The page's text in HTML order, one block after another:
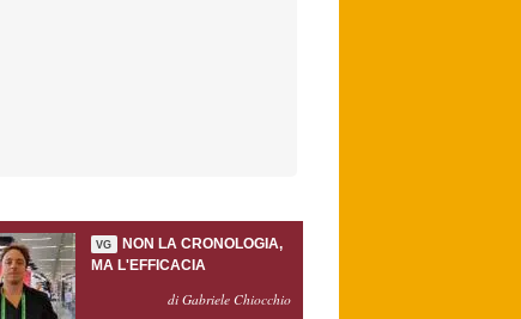
VG
NON LA CRONOLOGIA,
MA L'EFFICACIA
di Gabriele Chiocchio